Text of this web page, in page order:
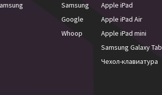
Samsung
Google
Whoop
Apple iPad
Apple iPad Air
Apple iPad mini
Samsung Galaxy Tab
Чехол-клавиатура